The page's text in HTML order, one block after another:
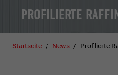
PROFILIERTE
Startseite News Profilierte